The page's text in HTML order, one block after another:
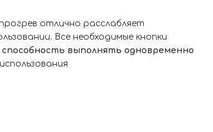
отлично расслабляет
Все необходимые кнопки
выполнять одновременно